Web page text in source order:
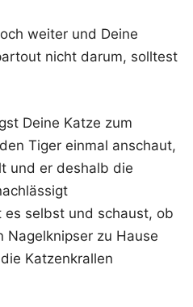
weiter und Deine
nicht darum, solltest
Deine Katze zum
Tiger einmal anschaut,
und er deshalb die
es selbst und schaust, ob
Nagelknipser zu Hause
Katzenkrallen